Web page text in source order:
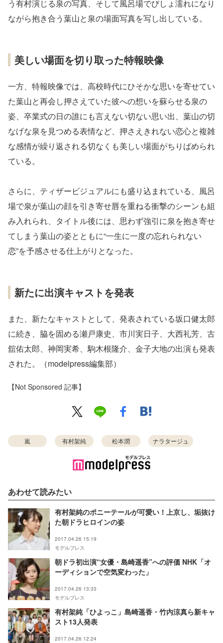
う有村演じる泉の写真、そして風呂場でびしょ濡れになり
ながら抱き合う葉山と泉の場面写真を写し出している。
美しい場面を切り取った特報映像
一方、特報映像では、高校時代にひそかな思いを寄せてい
た葉山と再会し押さえていた彼への想いを蘇らせる泉の
姿、卒業式の日の誰にも言えない切ない思い出、葉山の切
なげな泉を見つめる表情など、押さえきれない恋心と複雑
な感情が繰り返される切なくも美しい場面がちりばめられ
ている。
さらに、ティザービジュアルにも盛り込まれている、風呂
場で泉が葉山の顔を引き寄せ唇を重ねる衝撃のシーンも組
み入れられ、タイトル後には、思わず強引に泉を抱き寄せ
てしまう葉山の姿とともに“一生に一度の忘れられない
恋”を予感させる仕上がりとなった。
新たに出演キャストを発表
また、新たなキャストとして、発表されている坂口健太郎
に続き、脇を固める瀬戸康史、市川実日子、大西礼芳、古
舘佑太郎、神岡実希、駒木根隆介、金子大地の出演も発表
された。（modelpress編集部）
【Not Sponsored 記事】
嵐 有村架純 松本潤 ナラタージュ
あわせて読みたい
有村架純のポニーテールが可愛い！上京し、垢抜け
た朝ドラヒロインの姿
2017.04.26 15:19
モデルプレス
朝ドラ初出演“女優・島崎遥香”への評価 NHK「オ
ーディションで空気変わった」
2017.04.26 13:33
モデルプレス
有村架純「ひよっこ」島崎遥香・竹内涼真ら新キャ
スト13人発表
2017.04.26 12:24